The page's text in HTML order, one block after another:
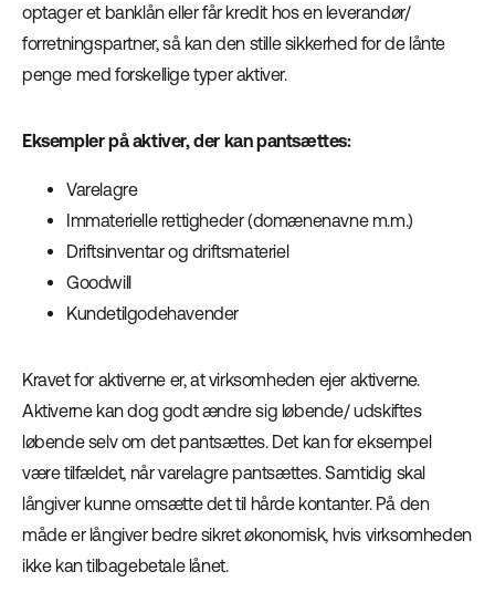
optager et banklån eller får kredit hos en leverandør/
forretningspartner, så kan den stille sikkerhed for de lånte
penge med forskellige typer aktiver.
Eksempler på aktiver, der kan pantsættes:
Varelagre
Immaterielle rettigheder (domænenavne m.m.)
Driftsinventar og driftsmateriel
Goodwill
Kundetilgodehavender
Kravet for aktiverne er, at virksomheden ejer aktiverne.
Aktiverne kan dog godt ændre sig løbende/ udskiftes
løbende selv om det pantsættes. Det kan for eksempel
være tilfældet, når varelagre pantsættes. Samtidig skal
långiver kunne omsætte det til hårde kontanter. På den
måde er långiver bedre sikret økonomisk, hvis virksomheden
ikke kan tilbagebetale lånet.